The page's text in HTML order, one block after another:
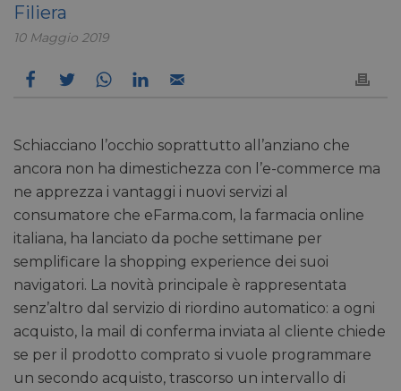
Filiera
10 Maggio 2019
Schiacciano l’occhio soprattutto all’anziano che
ancora non ha dimestichezza con l’e-commerce ma
ne apprezza i vantaggi i nuovi servizi al
consumatore che eFarma.com, la farmacia online
italiana, ha lanciato da poche settimane per
semplificare la shopping experience dei suoi
navigatori. La novità principale è rappresentata
senz’altro dal servizio di riordino automatico: a ogni
acquisto, la mail di conferma inviata al cliente chiede
se per il prodotto comprato si vuole programmare
un secondo acquisto, trascorso un intervallo di